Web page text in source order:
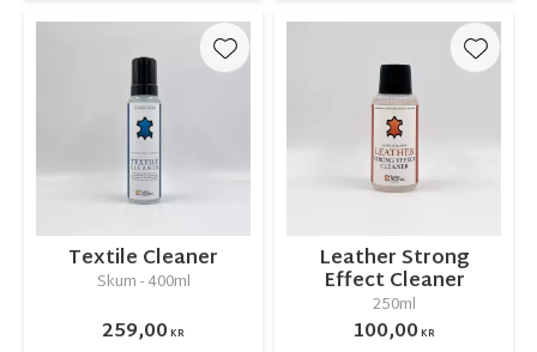
Textile Cleaner
Skum - 400ml
259,00KR
Lägg till i favoriter
Leather Strong
Effect Cleaner
250ml
100,00KR
Lägg